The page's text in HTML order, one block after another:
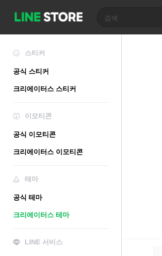
스티커
공식 스티커
크리에이터스 스티커
이모티콘
공식 이모티콘
크리에이터스 이모티콘
테마
공식 테마
크리에이터스 테마
LINE 서비스